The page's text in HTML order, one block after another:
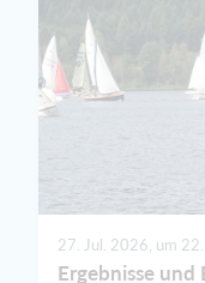
27. Jul. 2026, um
Ergebnisse